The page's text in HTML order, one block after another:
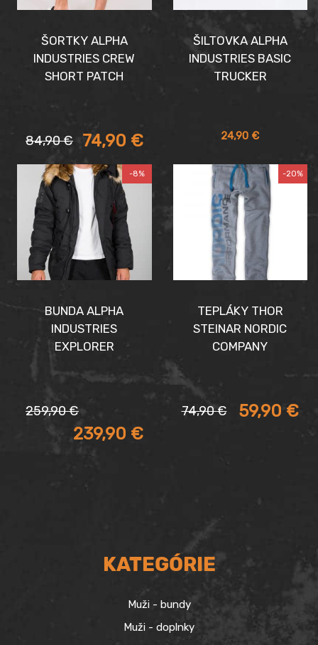
ŠORTKY ALPHA
INDUSTRIES CREW
SHORT PATCH
84,90€
Pôvodná
bola:
84,90 €.
74,90 €
Aktuálna
je:
74,90 €.
ŠILTOVKA ALPHA
INDUSTRIES BASIC
TRUCKER
24,90 €
-8%
BUNDA ALPHA
INDUSTRIES
EXPLORER
259,90€
bola:
239,90 €
je:
-20%
TEPLÁKY THOR
STEINAR NORDIC
COMPANY
74,90€
Pôvodná
59,90€
Aktuálna
KATEGÓRIE
Muži - bundy
Muži - doplnky